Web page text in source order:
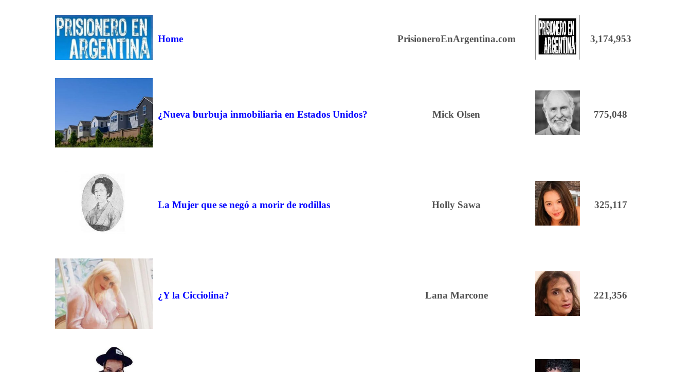
Home PrisioneroEnArgentina.com 3,174,953
¿Nueva burbuja inmobiliaria en Estados Unidos? Mick Olsen 775,048
La Mujer que se negó a morir de rodillas Holly Sawa 325,117
¿Y la Cicciolina? Lana Marcone 221,356